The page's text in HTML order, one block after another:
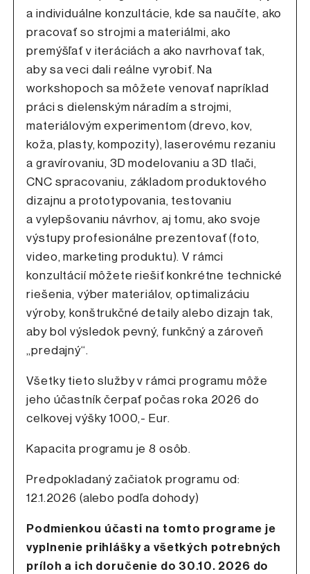
a individuálne konzultácie, kde sa naučíte, ako
pracovať so strojmi a materiálmi, ako
premýšľať v iteráciách a ako navrhovať tak,
aby sa veci dali reálne vyrobiť. Na
workshopoch sa môžete venovať napríklad
práci s dielenským náradím a strojmi,
materiálovým experimentom (drevo, kov,
koža, plasty, kompozity), laserovému rezaniu
a gravírovaniu, 3D modelovaniu a 3D tlači,
CNC spracovaniu, základom produktového
dizajnu a prototypovania, testovaniu
a vylepšovaniu návrhov, aj tomu, ako svoje
výstupy profesionálne prezentovať (foto,
video, marketing produktu). V rámci
konzultácií môžete riešiť konkrétne technické
riešenia, výber materiálov, optimalizáciu
výroby, konštrukčné detaily alebo dizajn tak,
aby bol výsledok pevný, funkčný a zároveň
„predajný“.
Všetky tieto služby v rámci programu môže
jeho účastník čerpať počas roka 2026 do
celkovej výšky 1000,- Eur.
Kapacita programu je 8 osôb.
Predpokladaný začiatok programu od:
12.1.2026 (alebo podľa dohody)
Podmienkou účasti na tomto programe je
vyplnenie prihlášky a všetkých potrebných
príloh a ich doručenie do 30.10. 2026 do